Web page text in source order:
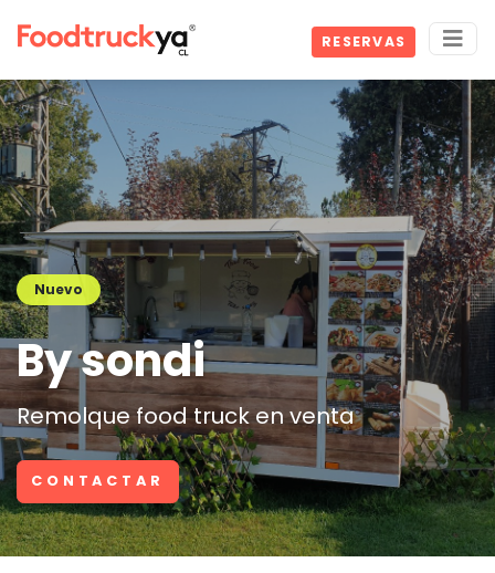
RESERVAS
Nuevo
By sondi
Remolque food truck en venta
CONTACTAR